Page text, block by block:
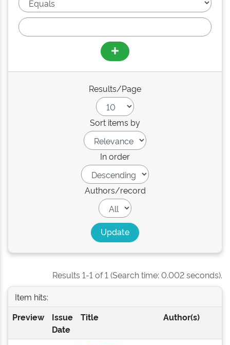
Results/Page
Sort items by
In order
Authors/record
Results 1-1 of 1 (Search time: 0.002 seconds).
Item hits:
Preview
Issue
Date
Title Author(s)